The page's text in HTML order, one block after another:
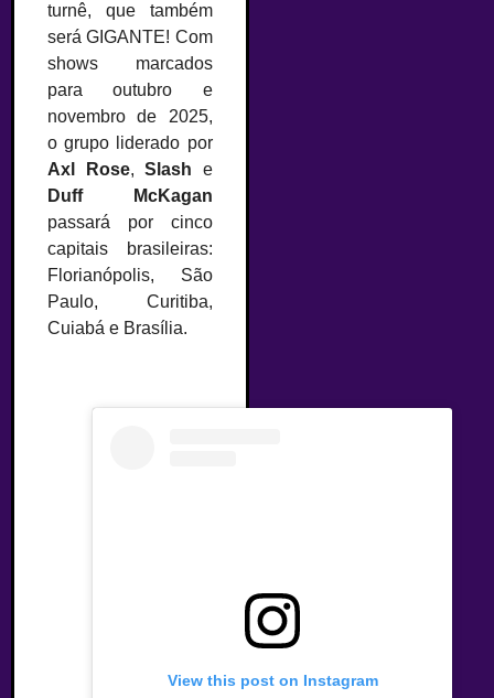
turnê, que também
será GIGANTE! Com
shows marcados
para outubro e
novembro de 2025,
o grupo liderado por
Axl Rose, Slash e
Duff McKagan
passará por cinco
capitais brasileiras:
Florianópolis, São
Paulo, Curitiba,
Cuiabá e Brasília.
View this post on Instagram